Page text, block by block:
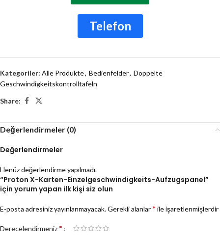
Telefon
Kategoriler: Alle Produkte, Bedienfelder, Doppelte
Geschwindigkeitskontrolltafeln
Share:
Değerlendirmeler (0)
Değerlendirmeler
Henüz değerlendirme yapılmadı.
“Proton X-Karten-Einzelgeschwindigkeits-Aufzugspanel”
için yorum yapan ilk kişi siz olun
E-posta adresiniz yayınlanmayacak.Gerekli alanlar* ile işaretlenmişlerdir
Derecelendirmeniz*